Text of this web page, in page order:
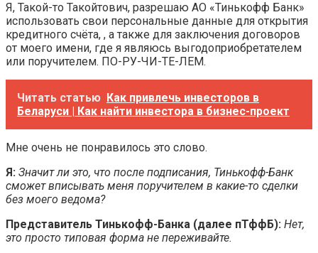
Я, Такой-то Такойтович, разрешаю АО «Тинькофф Банк»
использовать свои персональные данные для открытия
кредитного счёта, , а также для заключения договоров
от моего имени, где я являюсь выгодоприобретателем
или поручителем. ПО-РУ-ЧИ-ТЕ-ЛЕМ.
Читать статью Как привлечь инвесторов в
Беларуси | Как найти инвестора в бизнес-проект
Мне очень не понравилось это слово.
Я: Значит ли это, что после подписания, Тинькофф-Банк
сможет вписывать меня поручителем в какие-то сделки
без моего ведома?
Представитель Тинькофф-Банка (далее пТффБ): Нет,
это просто типовая форма не переживайте.